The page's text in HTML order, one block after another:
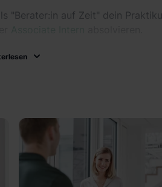
"Berater:in auf Zeit" dein